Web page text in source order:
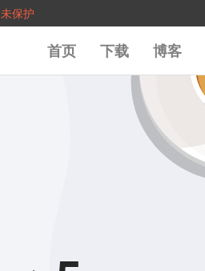
未保护
首页 下载 博客